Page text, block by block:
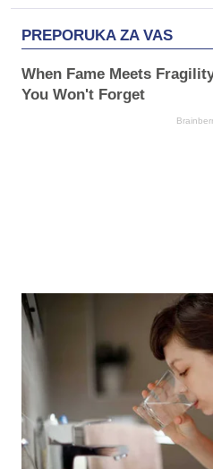
PREPORUKA ZA VAS
When Fame Meets
You Won't Forget